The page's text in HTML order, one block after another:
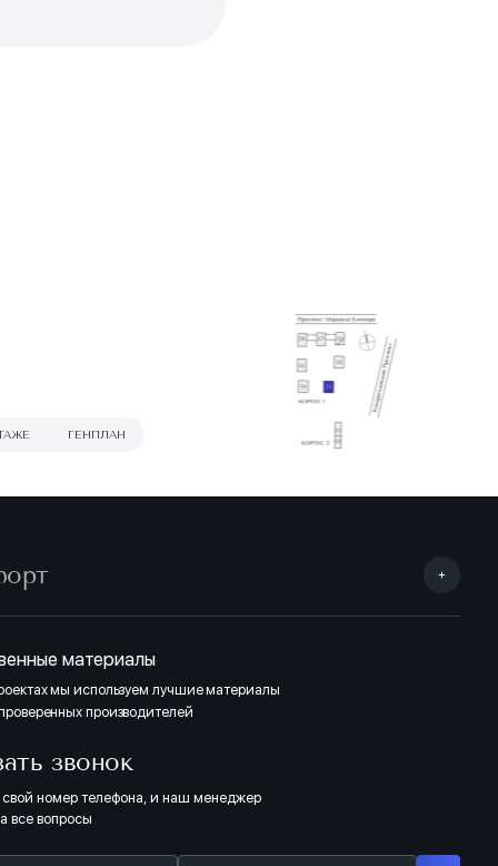
ГЕНПЛАН
материалы
мы используем лучшие материалы
производителей
звонок
свой номер телефона, и наш менеджер
все вопросы